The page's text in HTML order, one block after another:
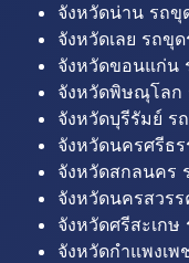
จังหวัดน่าน รถขุ
จังหวัดเลย รถขุ
จังหวัดขอนแก่น
จังหวัดพิษณุโลก
จังหวัดบุรีรัมย์ ร
จังหวัดนครศรีธ
จังหวัดสกลนคร
จังหวัดนครสวร
จังหวัดศรีสะเกษ
จังหวัดกำแพงเ